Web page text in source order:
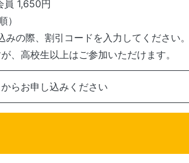
員 1,650円
）
みの際、割引コードを入力してください
、高校生以上はご参加いただけます。
からお申し込みください